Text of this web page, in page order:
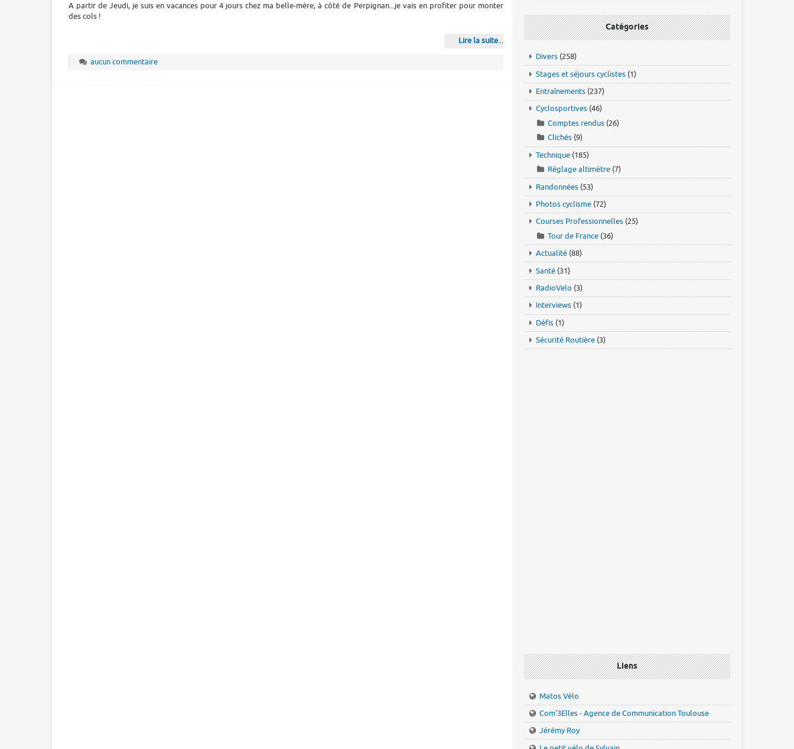
A partir de Jeudi, je suis en vacances pour 4 jours chez ma belle-mère, à côté de Perpignan...je vais en profiter pour monter
des cols !
Lire la suite...
aucun commentaire
Catégories
Divers (258)
Stages et séjours cyclistes (1)
Entraînements (237)
Cyclosportives (46)
Comptes rendus (26)
Clichés (9)
Technique (185)
Réglage altimètre (7)
Randonnées (53)
Photos cyclisme (72)
Courses Professionnelles (25)
Tour de France (36)
Actualité (88)
Santé (31)
RadioVelo (3)
Interviews (1)
Défis (1)
Sécurité Routière (3)
Liens
Matos Vélo
Com'3Elles - Agence de Communication Toulouse
Jérémy Roy